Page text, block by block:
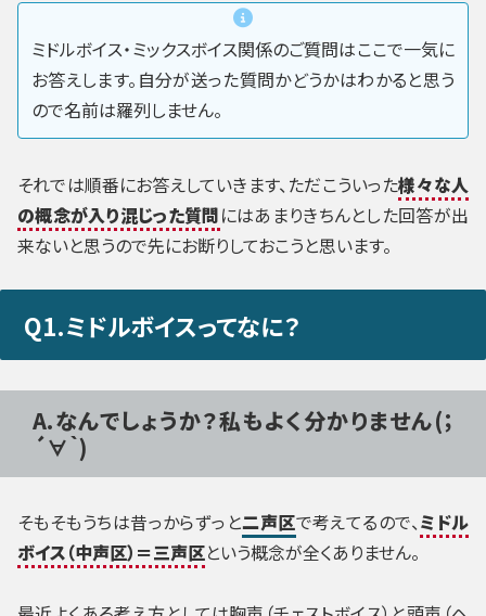
ミドルボイス・ミックスボイス関係のご質問はここで一気に
お答えします。自分が送った質問かどうかはわかると思う
ので名前は羅列しません。
それでは順番にお答えしていきます、ただこういった様々な人
の概念が入り混じった質問にはあまりきちんとした回答が出
来ないと思うので先にお断りしておこうと思います。
Q1.ミドルボイスってなに？
A.なんでしょうか？私もよく分かりません(；
´∀｀)
そもそもうちは昔っからずっと二声区で考えてるので、ミドル
ボイス（中声区）＝三声区という概念が全くありません。